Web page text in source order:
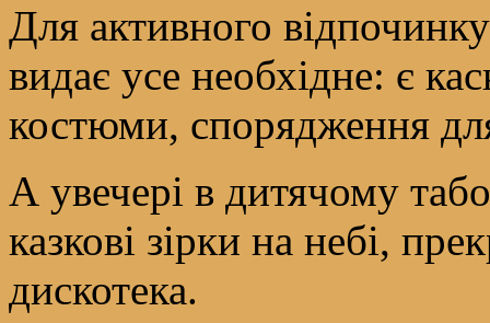
Для активного
видає усе необхідне: є
костюми, спорядження
А увечері в дитячому
казкові зірки на небі,
дискотека.